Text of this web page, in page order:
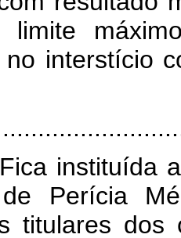
limite
no interstício
Fica instituída
Perícia
titulares dos